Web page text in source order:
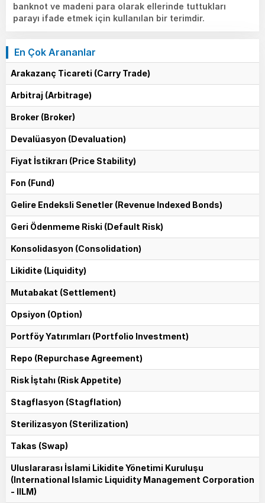
banknot ve madeni para olarak ellerinde tuttukları
parayı ifade etmek için kullanılan bir terimdir.
En Çok Arananlar
Arakazanç Ticareti (Carry Trade)
Arbitraj (Arbitrage)
Broker (Broker)
Devalüasyon (Devaluation)
Fiyat İstikrarı (Price Stability)
Fon (Fund)
Gelire Endeksli Senetler (Revenue Indexed Bonds)
Geri Ödenmeme Riski (Default Risk)
Konsolidasyon (Consolidation)
Likidite (Liquidity)
Mutabakat (Settlement)
Opsiyon (Option)
Portföy Yatırımları (Portfolio Investment)
Repo (Repurchase Agreement)
Risk İştahı (Risk Appetite)
Stagflasyon (Stagflation)
Sterilizasyon (Sterilization)
Takas (Swap)
Uluslararası İslami Likidite Yönetimi Kuruluşu
(International Islamic Liquidity Management Corporation
- IILM)